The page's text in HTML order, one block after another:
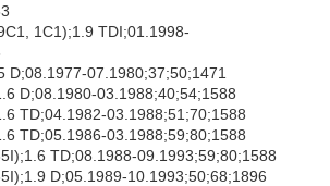
1C1);1.9 TDI;01.1998-
D;08.1977-07.1980;37;50;1471
D;08.1980-03.1988;40;54;1588
TD;04.1982-03.1988;51;70;1588
TD;05.1986-03.1988;59;80;1588
TD;08.1988-09.1993;59;80;1588
D;05.1989-10.1993;50;68;1896